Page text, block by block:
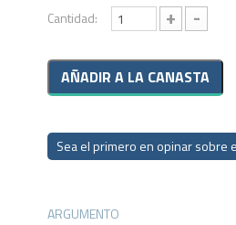
Cantidad: + -
Sea el primero en opinar sobre
ARGUMENTO